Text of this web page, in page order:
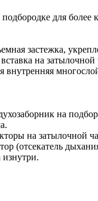
для более
застежка,
на затылочной
на
на затылочной
(отсекатель
изнутри.